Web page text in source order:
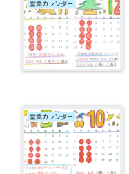
営業カレンダー
営業カレンダー